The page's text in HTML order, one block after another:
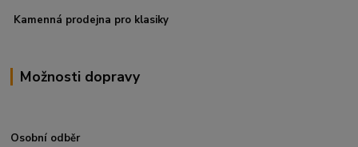
Kamenná prodejna pro klasiky
Možnosti dopravy
Osobní odběr